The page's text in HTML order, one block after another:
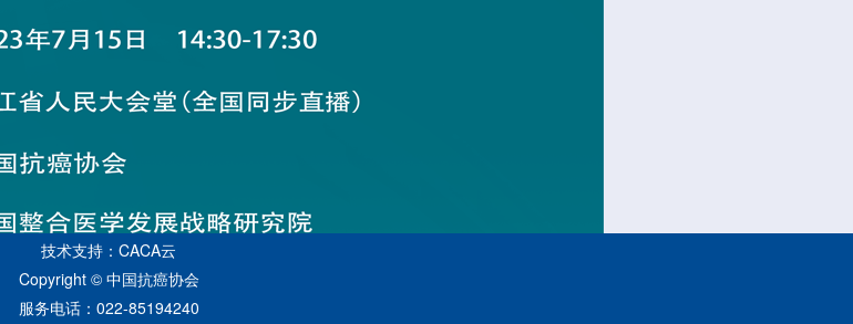
技术支持：CACA云
Copyright © 中国抗癌协会
服务电话：022-85194240